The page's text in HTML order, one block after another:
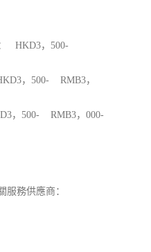
HKD3，500-
，500- RMB3，
，500- RMB3，000-
服務供應商：